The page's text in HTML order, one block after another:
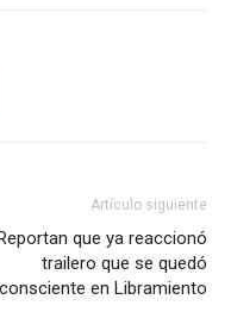
Artículo siguiente
que ya reaccionó
trailero que se quedó
en Libramiento